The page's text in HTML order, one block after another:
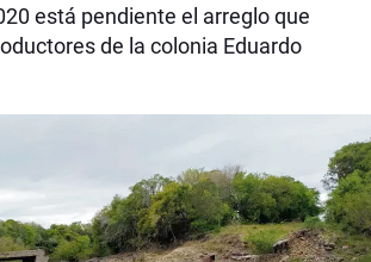
está pendiente el arreglo que
de la colonia Eduardo